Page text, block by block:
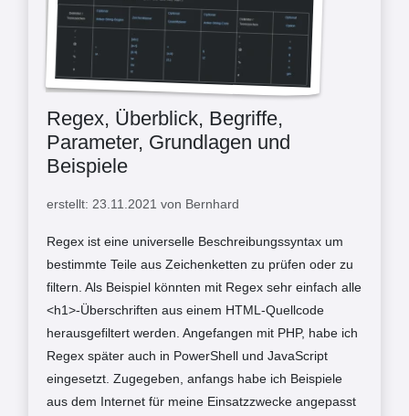
Regex, Überblick, Begriffe,
Parameter, Grundlagen und
Beispiele
erstellt: 23.11.2021 von Bernhard
Regex ist eine universelle Beschreibungssyntax um
bestimmte Teile aus Zeichenketten zu prüfen oder zu
filtern. Als Beispiel könnten mit Regex sehr einfach alle
<h1>-Überschriften aus einem HTML-Quellcode
herausgefiltert werden. Angefangen mit PHP, habe ich
Regex später auch in PowerShell und JavaScript
eingesetzt. Zugegeben, anfangs habe ich Beispiele
aus dem Internet für meine Einsatzzwecke angepasst